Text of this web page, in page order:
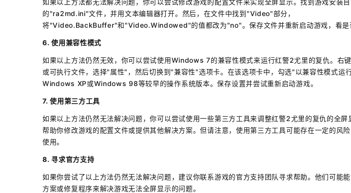
的"ra2md.ini"文件，并用文本编辑器打开。然后，在文件中找到"Video"部分，
将"Video.BackBuffer"和"Video.Windowed"的值都改为"no"。保存文件并重新启动游戏，看是
6. 使用兼容性模式
如果以上方法仍然无效，你可以尝试使用Windows 7的兼容性模式来运行红警2尤里的复仇。右
或可执行文件，选择"属性"，然后切换到"兼容性"选项卡。在该选项卡中，勾选"以兼容性模式运
Windows XP或Windows 98等较早的操作系统版本。保存设置并尝试重新启动游戏。
7. 使用第三方工具
如果以上方法仍然无法解决问题，你可以尝试使用一些第三方工具来调整红警2尤里的复仇的全屏
帮助你修改游戏的配置文件或提供其他解决方案。但请注意，使用第三方工具可能存在一定的风
使用。
8. 寻求官方支持
如果你尝试了以上方法仍然无法解决问题，建议你联系游戏的官方支持团队寻求帮助。他们可能
方案或修复程序来解决游戏无法全屏显示的问题。